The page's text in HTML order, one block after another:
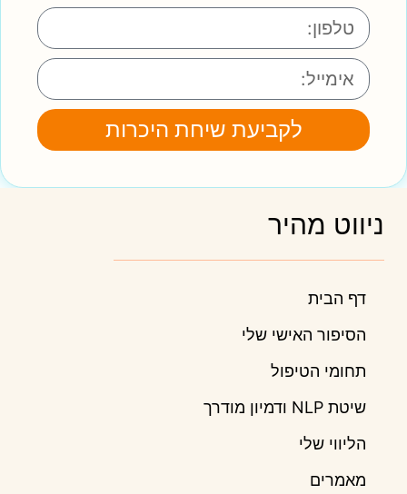
לקביעת שיחת היכרות
ניווט מהיר
דף הבית
הסיפור האישי שלי
תחומי הטיפול
שיטת NLP ודמיון מודרך
הליווי שלי
מאמרים